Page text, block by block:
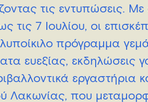
τις εντυπώσεις.
τις 7 Ιουλίου, οι
πρόγραμμα
ευεξίας, εκδηλώσεις
εργαστήρια
Λακωνίας, που